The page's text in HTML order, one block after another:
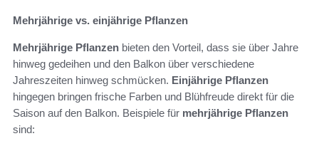
Mehrjährige vs. einjährige Pflanzen
Mehrjährige Pflanzen bieten den Vorteil, dass sie über Jahre
hinweg gedeihen und den Balkon über verschiedene
Jahreszeiten hinweg schmücken. Einjährige Pflanzen
hingegen bringen frische Farben und Blühfreude direkt für die
Saison auf den Balkon. Beispiele für mehrjährige Pflanzen
sind: